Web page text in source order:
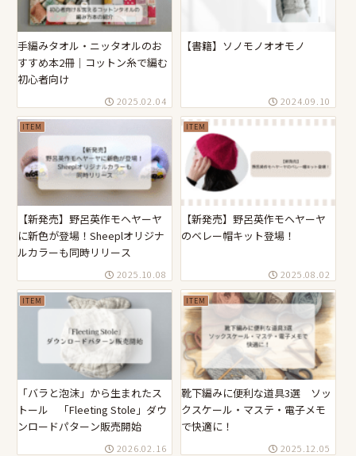
手編みタオル・ニッタオルのお
すすめ本2冊｜コットン糸で編む
初心者向け
2025.02.04
【書籍】ソノモノオオモノ
2024.09.10
ITEM
【新発売】野呂英作モヘヤーヤ
に新色が登場！Sheeplオリジナ
ルカラーも同時リリース
2025.10.08
ITEM
【新発売】野呂英作モヘヤーヤ
のベレー帽キット登場！
2025.08.02
ITEM
「バラと泡沫」から生まれたス
トール 「Fleeting Stole」ダウ
ンロードパターン販売開始
2026.02.16
ITEM
靴下編みに便利な道具3選 ソッ
クスケール・マステ・電子メモ
で快適に！
2025.12.05